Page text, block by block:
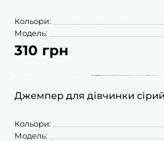
Кольори:
Модель:
310 грн
Джемпер для дівчинки
Кольори:
Модель: